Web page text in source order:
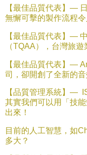
【最佳品質代表】—
無懈可擊的製作流程
【最佳品質代表】—
（TQAA），台灣旅遊
【最佳品質代表】—
司，卻開創了全新的音
【品質管理系統】—
其實我們可以用「技
出來！
目前的人工智慧，如
多大？